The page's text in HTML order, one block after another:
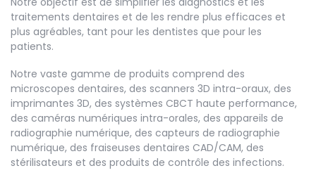
traitements dentaires et de les rendre plus efficaces et
plus agréables, tant pour les dentistes que pour les
patients.
Notre vaste gamme de produits comprend des
microscopes dentaires, des scanners 3D intra-oraux, des
imprimantes 3D, des systèmes CBCT haute performance,
des caméras numériques intra-orales, des appareils de
radiographie numérique, des capteurs de radiographie
numérique, des fraiseuses dentaires CAD/CAM, des
stérilisateurs et des produits de contrôle des infections.